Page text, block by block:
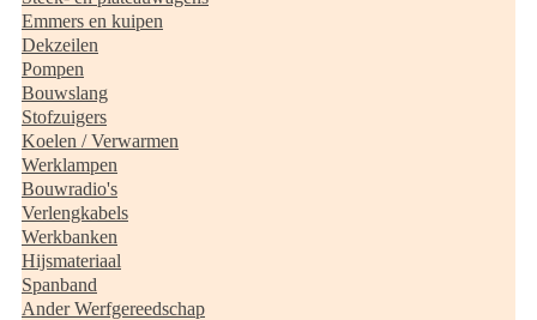
Emmers en kuipen
Dekzeilen
Pompen
Bouwslang
Stofzuigers
Koelen / Verwarmen
Werklampen
Bouwradio's
Verlengkabels
Werkbanken
Hijsmateriaal
Spanband
Ander Werfgereedschap